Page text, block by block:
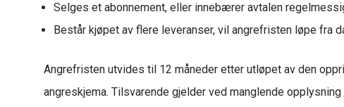
Selges et abonnement, eller innebærer avtalen
Består kjøpet av flere leveranser, vil angrefristen løpe fra
Angrefristen utvides til 12 måneder etter utløpet av den
angreskjema. Tilsvarende gjelder ved manglende